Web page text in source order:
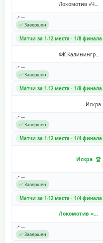
Локомотив «Черкизово»
📍 —
✅ Завершен
Матчи за 1-12 места · 1/8 финала
📍 —
✅ Завершен
Матчи за 1-12 места · 1/8 финала
Искра
📍 —
✅ Завершен
Матчи за 1-12 места · 1/4 финала
Искра
📍 —
✅ Завершен
Матчи за 1-12 места · 1/4 финала
Локомотив «Черкизово»
📍 —
✅ Завершен